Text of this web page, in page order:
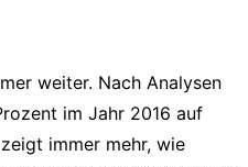
weiter. Nach Analysen
im Jahr 2016 auf
immer mehr, wie